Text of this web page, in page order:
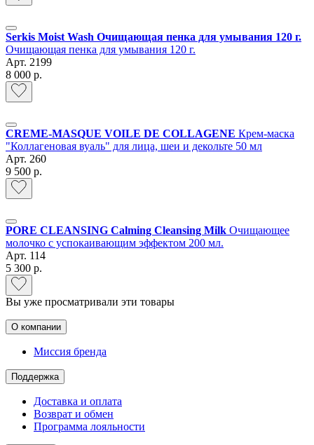
Serkis Moist Wash Очищающая пенка для умывания 120 г.
Очищающая пенка для умывания 120 г.
Арт. 2199
8 000 р.
СREME-MASQUE VOILE DE COLLAGENE Крем-маска
"Коллагеновая вуаль" для лица, шеи и декольте 50 мл
Арт. 260
9 500 р.
PORE CLEANSING Calming Cleansing Milk Очищающее
молочко с успокаивающим эффектом 200 мл.
Арт. 114
5 300 р.
Вы уже просматривали эти товары
О компании
Миссия бренда
Поддержка
Доставка и оплата
Возврат и обмен
Программа лояльности